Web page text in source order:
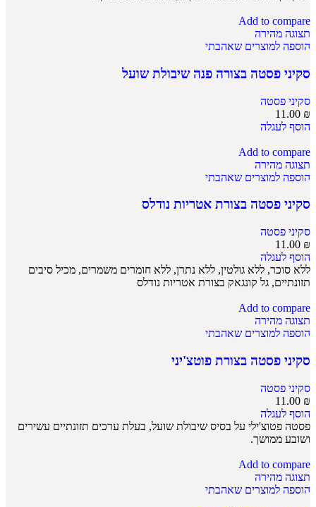
Add to compare
תצוגה מהירה
הוספה למוצרים שאהבתי
סקיני פסטה בצורה פנה שיבולת שועל
סקיני פסטה
11.00 ₪
הוסף לעגלה
Add to compare
תצוגה מהירה
הוספה למוצרים שאהבתי
סקיני פסטה בצורת אטריות נודלס
סקיני פסטה
11.00 ₪
הוסף לעגלה
ללא סוכר, ללא גולטין, ללא נתרן, ללא חומרים משמרים, מכיל סיבים
תזונתיים, גל קונגאק בצורת אטריות נודלס
Add to compare
תצוגה מהירה
הוספה למוצרים שאהבתי
סקיני פסטה בצורת פוטצ'יני
סקיני פסטה
11.00 ₪
הוסף לעגלה
פסטה פטוצ'ילי על בסיס שיבולת שועל, בעלת ערכים תזונתיים עשירים
ושובע ממושך.
Add to compare
תצוגה מהירה
הוספה למוצרים שאהבתי